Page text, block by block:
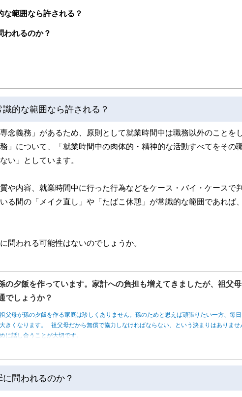
者目線のコンテンツを追求しています。
、弁護士、税理士、宅地建物取引士、相続診断士、住宅ローンアドバイザー、DCプラン
ナリスト、キャリアコンサルタントなど150名以上の有資格者を執筆者・監修者として迎
現しています。
お金のコンシェルジュを目指します。
範囲なら許される？
われるのか？
的な範囲なら許される？
念義務」があるため、原則として就業時間中は職務以外のことを
」について、「就業時間中の肉体的・精神的な活動すべてをその
い」としています。
や内容、就業時間中に行った行為などをケース・バイ・ケースで
る間の「メイク直し」や「たばこ休憩」が常識的な範囲であれば
問われる可能性はないのでしょうか。
の夕飯を作っています。家計への負担も増えてきましたが、祖父
でしょうか？
父母が孫の夕飯を作る家庭は珍しくありません。孫のためと思えば頑張りたい一方、毎日
きくなります。 祖父母だから無償で協力しなければならない、という決まりはありませ
に話し合うことが大切です。
問われるのか？